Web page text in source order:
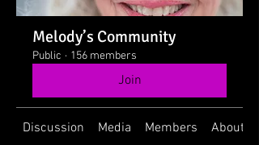
Melody’s Community
Public · 156 members
Join
Discussion Media Members About